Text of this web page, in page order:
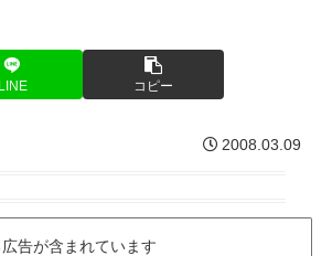
LINE コピー
2008.03.09
告が含まれています